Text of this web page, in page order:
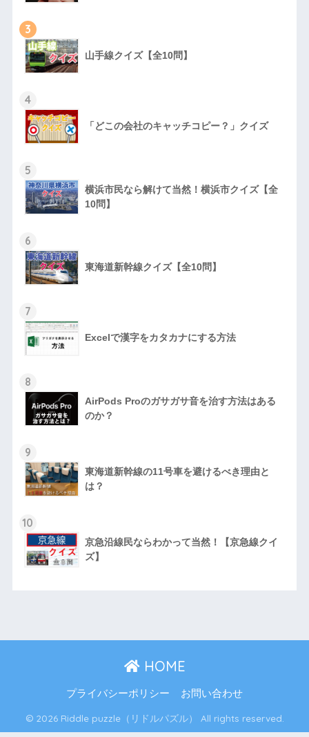
3
山手線クイズ【全10問】
4
「どこの会社のキャッチコピー？」クイズ
5
横浜市民なら解けて当然！横浜市クイズ【全
10問】
6
東海道新幹線クイズ【全10問】
7
Excelで漢字をカタカナにする方法
8
AirPods Proのガサガサ音を治す方法はある
のか？
9
東海道新幹線の11号車を避けるべき理由と
は？
10
京急沿線民ならわかって当然！【京急線クイ
ズ】
HOME
プライバシーポリシー お問い合わせ
© 2026 Riddle puzzle（リドルパズル） All rights reserved.